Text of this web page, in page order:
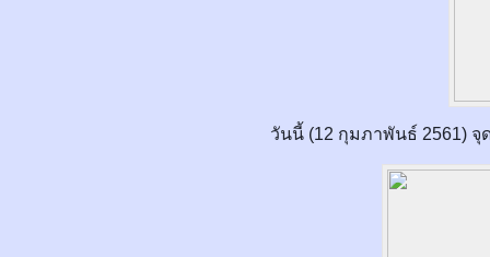
วันนี้ (12 กุมภาพันธ์ 2561)